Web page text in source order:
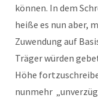
können. In dem
heiße es nun aber,
Zuwendung auf
Träger würden
Höhe
nunmehr